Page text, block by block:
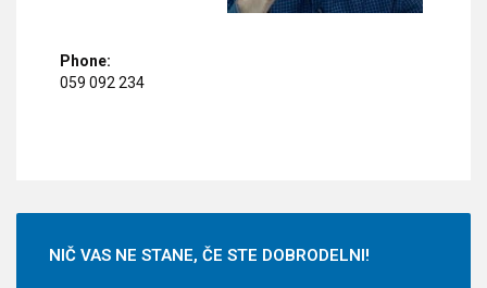
Phone:
059 092 234
NIČ VAS NE STANE, ČE STE DOBRODELNI!